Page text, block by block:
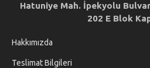
Hatuniye Mah. İpekyolu
202 E Blok
Hakkımızda
Teslimat Bilgileri